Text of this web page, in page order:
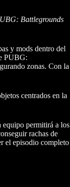
Battlegrounds
y mods dentro del
PUBG:
zonas. Con la
centrados en la
equipo permitirá a los
rachas de
el episodio completo